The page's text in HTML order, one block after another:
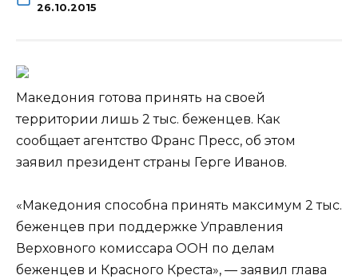
26.10.2015
Македония готова принять на своей
территории лишь 2 тыс. беженцев. Как
сообщает агентство Франс Пресс, об этом
заявил президент страны Герге Иванов.
«Македония способна принять максимум 2 тыс.
беженцев при поддержке Управления
Верховного комиссара ООН по делам
беженцев и Красного Креста», — заявил глава